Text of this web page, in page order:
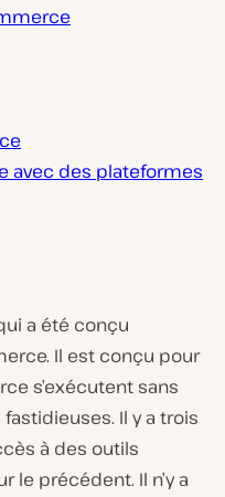
avec des plateformes
a été conçu
Il est conçu pour
s’exécutent sans
Il y a trois
à des outils
le précédent. Il n’y a